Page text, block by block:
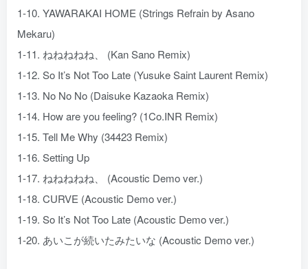
1-10. YAWARAKAI HOME (Strings Refrain by Asano
Mekaru)
1-11. ねねねねね、 (Kan Sano Remix)
1-12. So It’s Not Too Late (Yusuke Saint Laurent Remix)
1-13. No No No (Daisuke Kazaoka Remix)
1-14. How are you feeling? (1Co.INR Remix)
1-15. Tell Me Why (34423 Remix)
1-16. Setting Up
1-17. ねねねねね、 (Acoustic Demo ver.)
1-18. CURVE (Acoustic Demo ver.)
1-19. So It’s Not Too Late (Acoustic Demo ver.)
1-20. あいこが続いたみたいな (Acoustic Demo ver.)